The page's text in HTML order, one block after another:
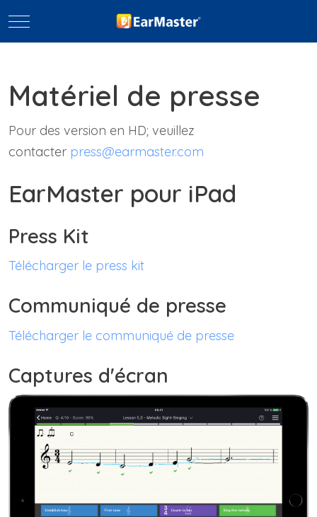
Mobile Menu Toggle
Matériel de presse
Pour des version en HD; veuillez
contacter press@earmaster.com
EarMaster pour iPad
Press Kit
Télécharger le press kit
Communiqué de presse
Télécharger le communiqué de presse
Captures d'écran